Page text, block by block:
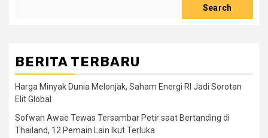
Search
BERITA TERBARU
Harga Minyak Dunia Melonjak, Saham Energi RI Jadi Sorotan
Elit Global
Sofwan Awae Tewas Tersambar Petir saat Bertanding di
Thailand, 12 Pemain Lain Ikut Terluka